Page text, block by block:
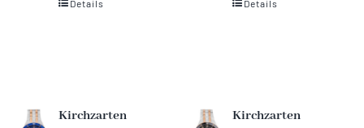
Details Details
Kirchzarten Kirchzarten